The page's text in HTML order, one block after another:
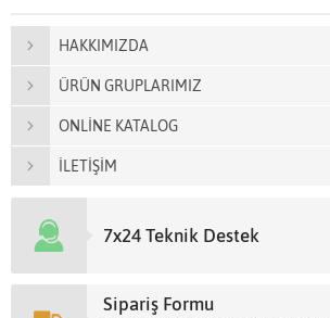
HAKKIMIZDA
ÜRÜN GRUPLARIMIZ
ONLİNE KATALOG
İLETİŞİM
7x24 Teknik Destek
Sipariş Formu